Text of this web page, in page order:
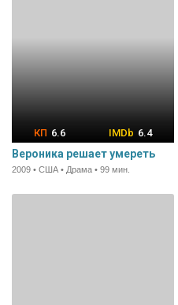
6.6 6.4
Вероника решает умереть
2009 • США • Драма • 99 мин.